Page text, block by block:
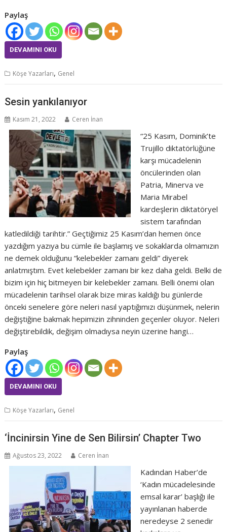
Paylaş
DEVAMINI OKU
Köşe Yazarları, Genel
Sesin yankılanıyor
Kasım 21, 2022 Ceren İnan
“25 Kasım, Dominik’te
Trujillo diktatörlüğüne
karşı mücadelenin
öncülerinden olan
Patria, Minerva ve
Maria Mirabel
kardeşlerin diktatöryel
sistem tarafından
katledildiği tarihtir.” Geçtiğimiz 25 Kasım’dan hemen önce
yazdığım yazıya bu cümle ile başlamış ve sokaklarda olmamızın
ne demek olduğunu “kelebekler zamanı geldi” diyerek
anlatmıştım. Evet kelebekler zamanı bir kez daha geldi. Belki de
bizim için hiç bitmeyen bir kelebekler zamanı. Belli önemi olan
mücadelenin tarihsel olarak bize miras kaldığı bu günlerde
önceki senelere göre neleri nasıl yaptığımızı düşünmek, nelerin
değiştiğine bakmak hepimizin zihninden geçenler oluyor. Neleri
değiştirebildik, değişim olmadıysa neyin üzerine hangi…
Paylaş
DEVAMINI OKU
Köşe Yazarları, Genel
‘İncinirsin Yine de Sen Bilirsin’ Chapter Two
Ağustos 23, 2022 Ceren İnan
Kadından Haber’de
‘Kadın mücadelesinde
emsal karar’ başlığı ile
yayınlanan haberde
neredeyse 2 senedir